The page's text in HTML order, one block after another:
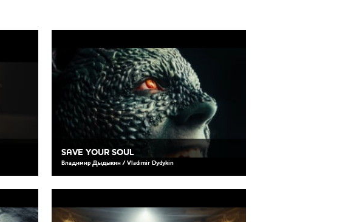
SAVE YOUR SOUL
Владимир Дыдыкин / Vladimir Dydykin